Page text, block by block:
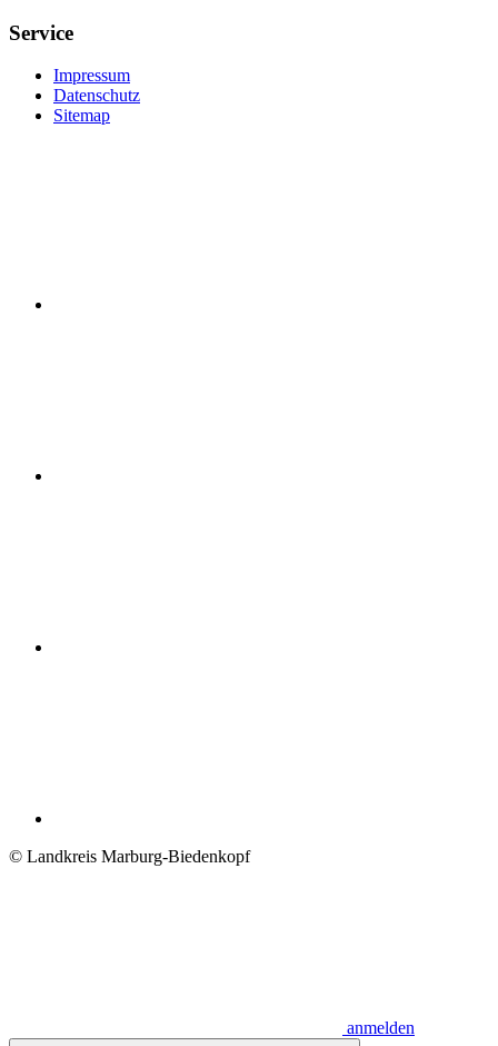
Service
Impressum
Datenschutz
Sitemap
© Landkreis Marburg-Biedenkopf
anmelden